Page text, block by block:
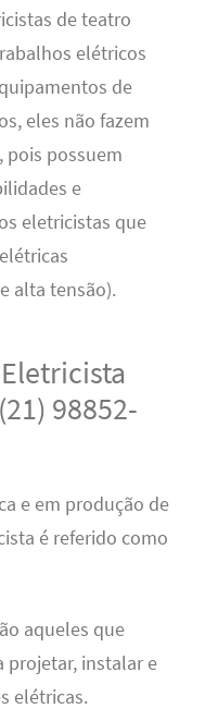
de teatro
elétricos
de
eles não fazem
pois possuem
e
eletricistas que
alta tensão).
98852-
e em produção de
é referido como
aqueles que
projetar, instalar e
elétricas.